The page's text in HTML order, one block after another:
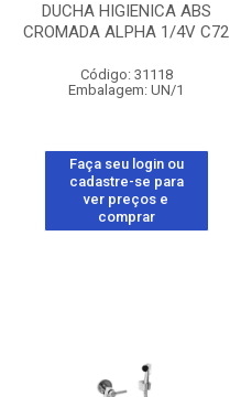
DUCHA HIGIENICA ABS
CROMADA ALPHA 1/4V C72
Código: 31118
Embalagem: UN/1
Faça seu login ou
cadastre-se para
ver preços e
comprar